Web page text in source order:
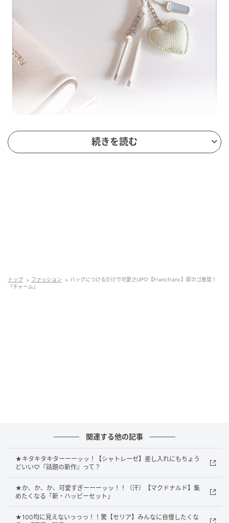
「チャーム ビーズ」は、ファスナートップなどに付け
可愛くて便利なリップケース
続きを読む
トップ ファッション
バッグにつけるだけで可愛さUP♡【Francfranc】即カゴ推奨！
「チャーム」
関連する他の記事
★キタキタキターーーッッ！【シャトレーゼ】差し入れにもちょう
どいい♡『話題の新作』って？
★か、か、か、可愛すぎーーーッッ！！（汗）【マクドナルド】集
めたくなる「新・ハッピーセット」
★100均に見えないっっっ！！驚【セリア】みんなに自慢したくな